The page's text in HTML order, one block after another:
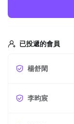
已投遞的會員
楊舒閑
李昀宸